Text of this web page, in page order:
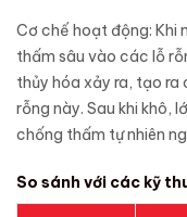
Cơ chế hoạt động: Khi
thấm sâu vào các lỗ
thủy hóa xảy ra, tạo
rỗng này. Sau khi khô,
chống thấm tự nhiên
So sánh với các kỹ